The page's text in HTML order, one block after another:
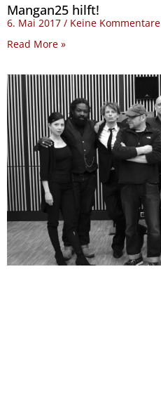
Mangan25 hilft!
6. Mai 2017
Keine Kommentare
Read More »